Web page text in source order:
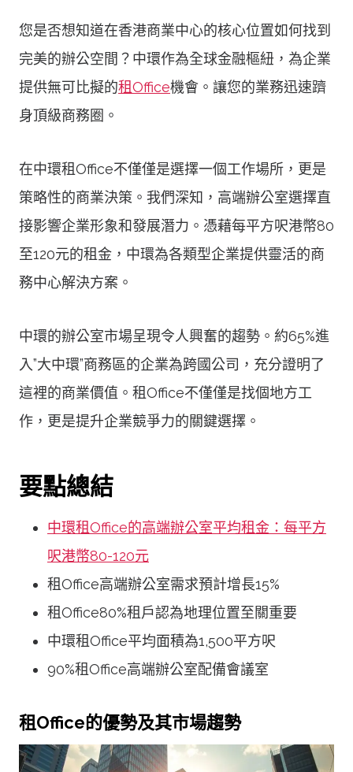
您是否想知道在香港商業中心的核心位置如何找到
完美的辦公空間？中環作為全球金融樞紐，為企業
提供無可比擬的租Office機會。讓您的業務迅速躋
身頂級商務圈。
在中環租Office不僅僅是選擇一個工作場所，更是
策略性的商業決策。我們深知，高端辦公室選擇直
接影響企業形象和發展潛力。憑藉每平方呎港幣80
至120元的租金，中環為各類型企業提供靈活的商
務中心解決方案。
中環的辦公室市場呈現令人興奮的趨勢。約65%進
入”大中環”商務區的企業為跨國公司，充分證明了
這裡的商業價值。租Office不僅僅是找個地方工
作，更是提升企業競爭力的關鍵選擇。
要點總結
中環租Office的高端辦公室平均租金：每平方
呎港幣80-120元
租Office高端辦公室需求預計增長15%
租Office80%租戶認為地理位置至關重要
中環租Office平均面積為1,500平方呎
90%租Office高端辦公室配備會議室
租Office的優勢及其市場趨勢